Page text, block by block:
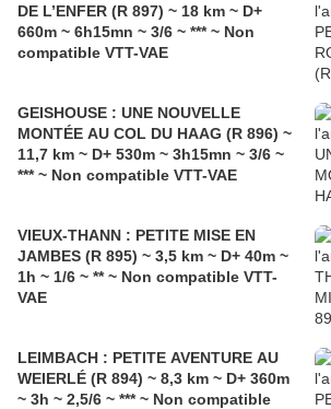
DE L’ENFER (R 897) ~ 18 km ~ D+
660m ~ 6h15mn ~ 3/6 ~ *** ~ Non
compatible VTT-VAE
GEISHOUSE : UNE NOUVELLE
MONTÉE AU COL DU HAAG (R 896) ~
11,7 km ~ D+ 530m ~ 3h15mn ~ 3/6 ~
*** ~ Non compatible VTT-VAE
VIEUX-THANN : PETITE MISE EN
JAMBES (R 895) ~ 3,5 km ~ D+ 40m ~
1h ~ 1/6 ~ ** ~ Non compatible VTT-
VAE
LEIMBACH : PETITE AVENTURE AU
WEIERLÉ (R 894) ~ 8,3 km ~ D+ 360m
~ 3h ~ 2,5/6 ~ *** ~ Non compatible